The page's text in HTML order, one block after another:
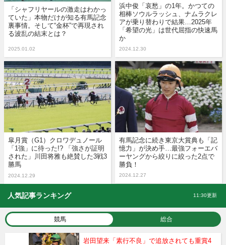
「シャフリヤールの激走はわかっ
ていた」本物だけが知る有馬記念
裏事情。そして“金杯”で再現され
る波乱の結末とは？
2025.01.02
浜中俊「哀愁」の1年。かつての
相棒ソウルラッシュ、ナムラクレ
アが乗り替わりで結果…2025年
「希望の光」は世代屈指の快速馬
か
2024.12.30
皐月賞（G1）クロワデュノール
「1強」に待った!? 「強さが証明
された」川田将雅も絶賛した3戦3
勝馬
2024.12.29
有馬記念に続き東京大賞典も「記
憶力」が決め手…最強フォーエバ
ーヤングから絞りに絞った2点で
勝負！
2024.12.27
人気記事ランキング 11:30更新
競馬 総合
岩田望来「素行不良」で追放されても重賞4